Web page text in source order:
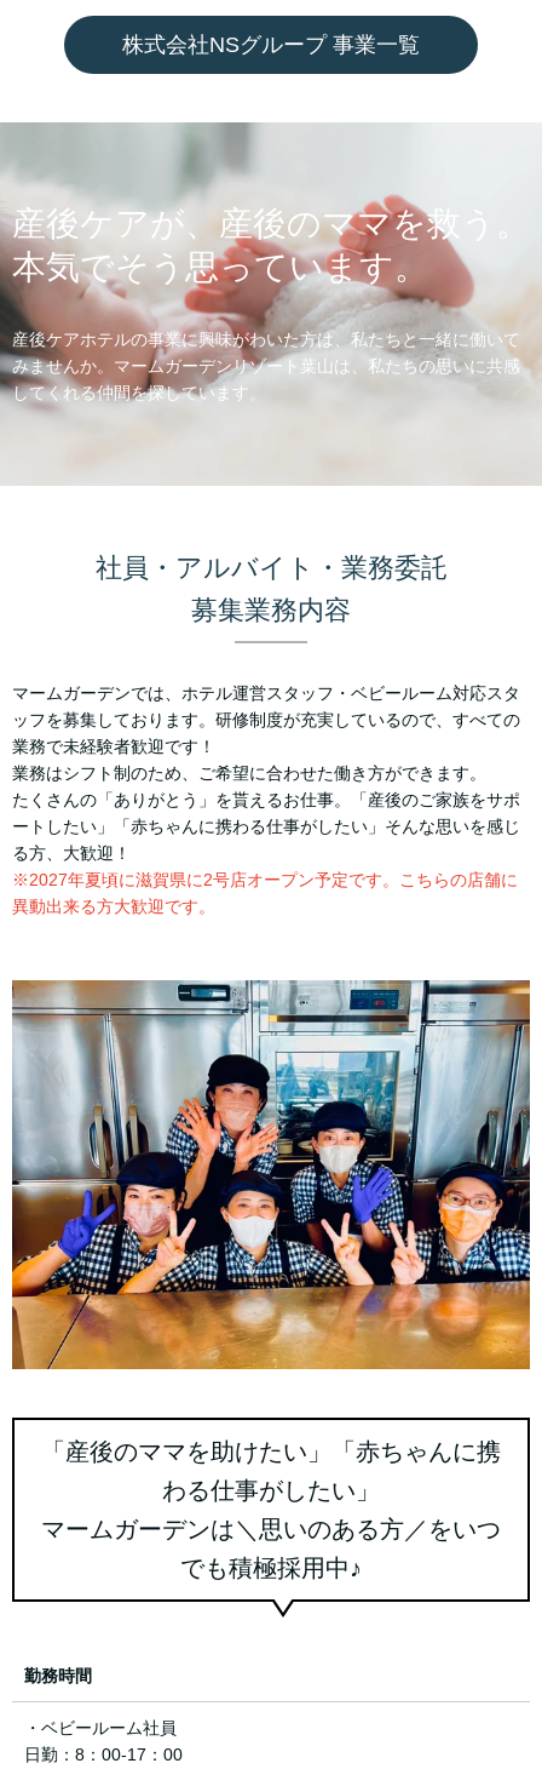
株式会社NSグループ 事業一覧
産後ケアが、産後のママを救う。
本気でそう思っています。
産後ケアホテルの事業に興味がわいた方は、私たちと一緒に働いて
みませんか。マームガーデンリゾート葉山は、私たちの思いに共感
してくれる仲間を探しています。
社員・アルバイト・業務委託
募集業務内容
マームガーデンでは、ホテル運営スタッフ・ベビールーム対応スタ
ッフを募集しております。研修制度が充実しているので、すべての
業務で未経験者歓迎です！
業務はシフト制のため、ご希望に合わせた働き方ができます。
たくさんの「ありがとう」を貰えるお仕事。「産後のご家族をサポ
ートしたい」「赤ちゃんに携わる仕事がしたい」そんな思いを感じ
る方、大歓迎！
※2027年夏頃に滋賀県に2号店オープン予定です。こちらの店舗に
異動出来る方大歓迎です。
「産後のママを助けたい」「赤ちゃんに携
わる仕事がしたい」
マームガーデンは＼思いのある方／をいつ
でも積極採用中♪
勤務時間
・ベビールーム社員
日勤：8：00-17：00